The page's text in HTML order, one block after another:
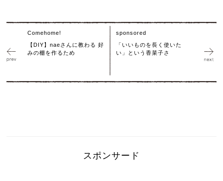
Comehome!
【DIY】naeさんに教わる 好
みの棚を作るため
sponsored
「いいものを長く使いた
い」という香菜子さ
スポンサード